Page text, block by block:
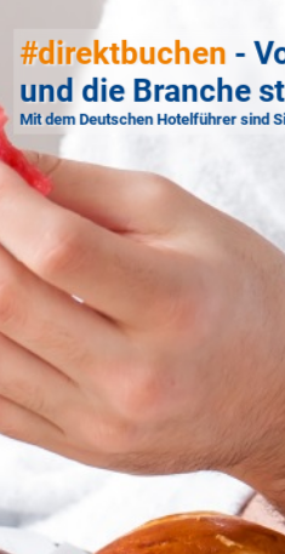
#direktbuchen -
und die Branche
Mit dem Deutschen Hotelführer sind